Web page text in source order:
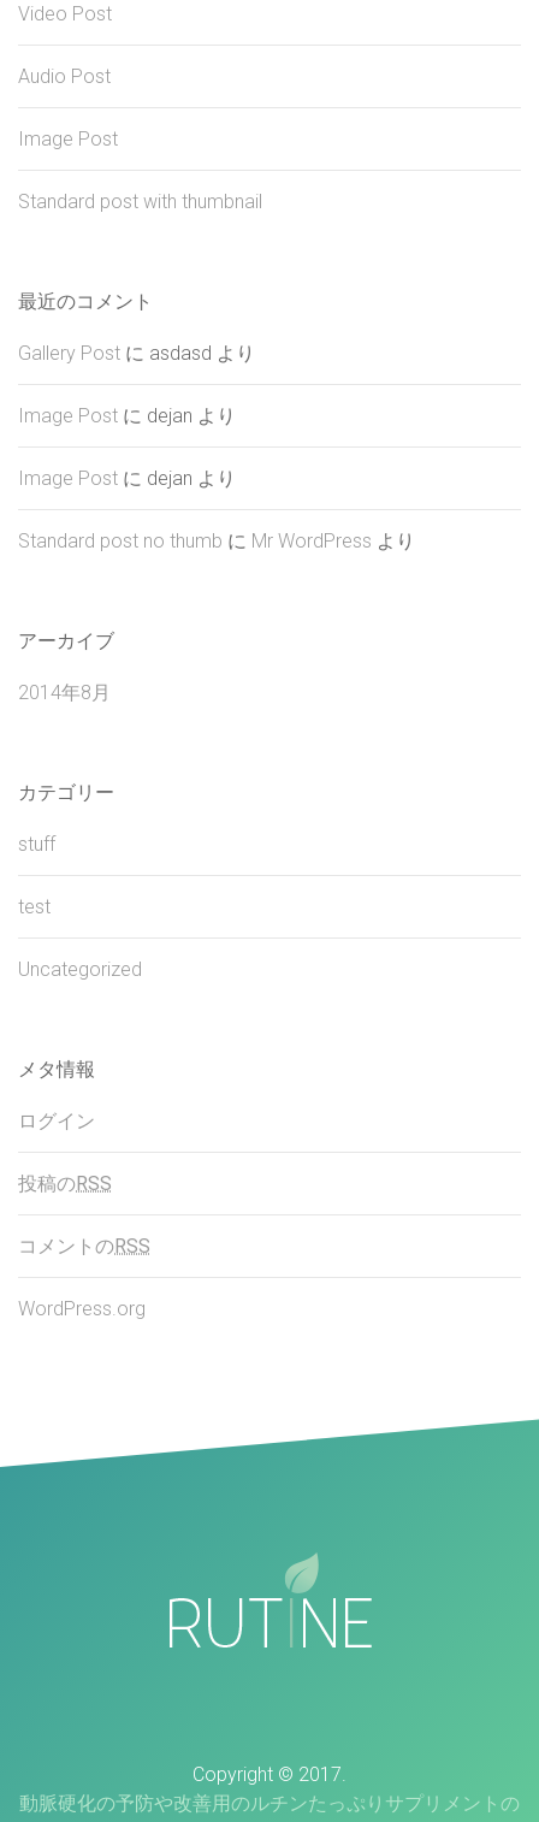
Video Post
Audio Post
Image Post
Standard post with thumbnail
最近のコメント
Gallery Post に asdasd より
Image Post に dejan より
Image Post に dejan より
Standard post no thumb に Mr WordPress より
アーカイブ
2014年8月
カテゴリー
stuff
test
Uncategorized
メタ情報
ログイン
投稿のRSS
コメントのRSS
WordPress.org
Copyright © 2017.
動脈硬化の予防や改善用のルチンたっぷりサプリメントの